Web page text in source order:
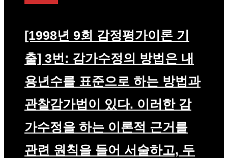
[1998년 9회 감정평가이론 기
출] 3번: 감가수정의 방법은 내
용년수를 표준으로 하는 방법과
관찰감가법이 있다. 이러한 감
가수정을 하는 이론적 근거를
관련 원칙을 들어 서술하고, 두